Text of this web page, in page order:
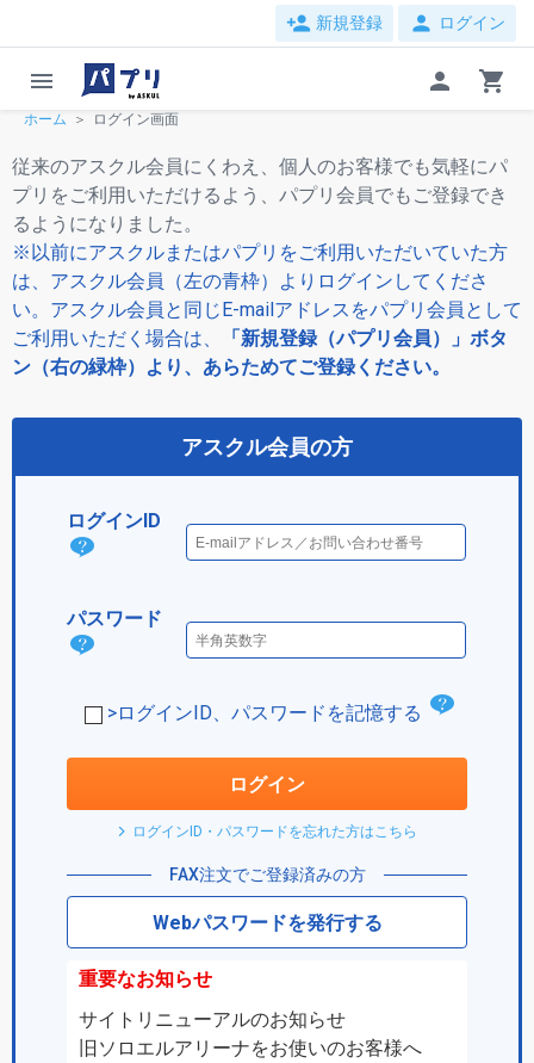
person_add 新規登録 person ログイン
menu person shopping_cart
ホーム ログイン画面
従来のアスクル会員にくわえ、個人のお客様でも気軽にパ
プリをご利用いただけるよう、パプリ会員でもご登録でき
るようになりました。
※以前にアスクルまたはパプリをご利用いただいていた方
は、アスクル会員（左の青枠）よりログインしてくださ
い。アスクル会員と同じE-mailアドレスをパプリ会員として
ご利用いただく場合は、
「新規登録（パプリ会員）」ボタ
ン（右の緑枠）より、あらためてご登録ください。
アスクル会員の方
ログインID
ログ
IDと
パスワード
パス
ド
は？
>ログインID、パスワードを記憶する
ク
ッ
ログイン
ログインID・パスワードを忘れた方はこちら
FAX注文でご登録済みの方
Webパスワードを発行する
重要なお知らせ
サイトリニューアルのお知らせ
旧ソロエルアリーナをお使いのお客様へ